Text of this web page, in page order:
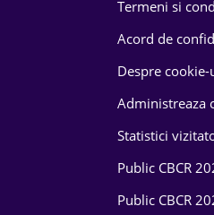
Termeni si
Acord de
Despre cookie-
Administreaza
Statistici
Public CBCR
Public CBCR